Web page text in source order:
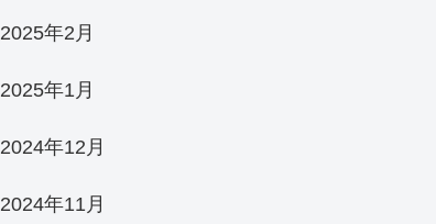
2025年2月
2025年1月
2024年12月
2024年11月